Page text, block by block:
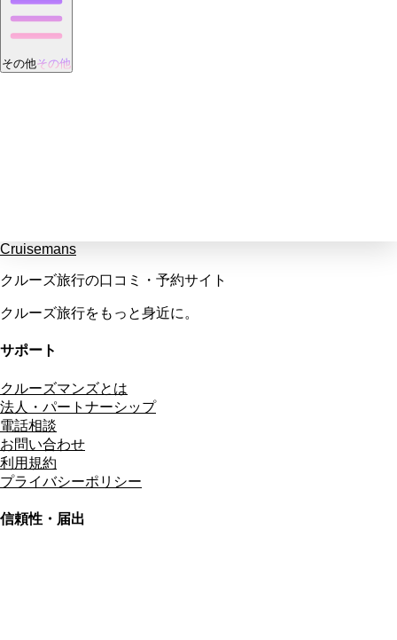
その他その他
Cruisemans
クルーズ旅行の口コミ・予約サイト
クルーズ旅行をもっと身近に。
サポート
クルーズマンズとは
法人・パートナーシップ
電話相談
お問い合わせ
利用規約
プライバシーポリシー
信頼性・届出